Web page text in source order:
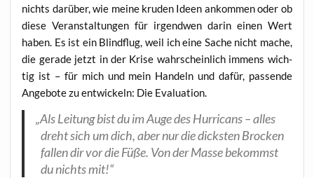
nichts dar­über, wie mei­ne kru­den Ideen ankom­men oder ob
die­se Ver­an­stal­tun­gen für irgend­wen dar­in einen Wert
haben. Es ist ein Blind­flug, weil ich eine Sache nicht mache,
die gera­de jetzt in der Kri­se wahr­schein­lich immens wich­
tig ist – für mich und mein Han­deln und dafür, pas­sen­de
Ange­bo­te zu ent­wi­ckeln: Die Evaluation.
„Als Lei­tung bist du im Auge des Hur­ri­cans – alles
dreht sich um dich, aber nur die dicks­ten Bro­cken
fal­len dir vor die Füße. Von der Mas­se bekommst
du nichts mit!“